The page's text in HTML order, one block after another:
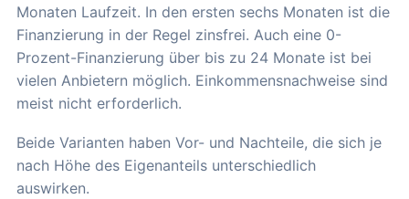
Monaten Laufzeit. In den ersten sechs Monaten ist die
Finanzierung in der Regel zinsfrei. Auch eine 0-
Prozent-Finanzierung über bis zu 24 Monate ist bei
vielen Anbietern möglich. Einkommensnachweise sind
meist nicht erforderlich.
Beide Varianten haben Vor- und Nachteile, die sich je
nach Höhe des Eigenanteils unterschiedlich
auswirken.